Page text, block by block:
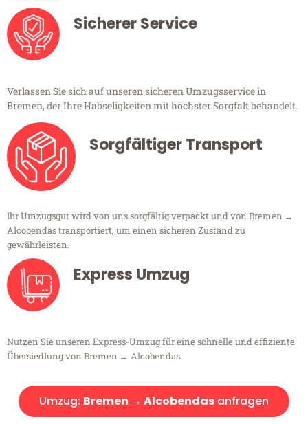
Sicherer Service
Verlassen Sie sich auf unseren sicheren Umzugsservice in
Bremen, der Ihre Habseligkeiten mit höchster Sorgfalt behandelt.
Sorgfältiger Transport
Ihr Umzugsgut wird von uns sorgfältig verpackt und von Bremen →
Alcobendas transportiert, um einen sicheren Zustand zu
gewährleisten.
Express Umzug
Nutzen Sie unseren Express-Umzug für eine schnelle und effiziente
Übersiedlung von Bremen → Alcobendas.
Umzug: Bremen → Alcobendas anfragen